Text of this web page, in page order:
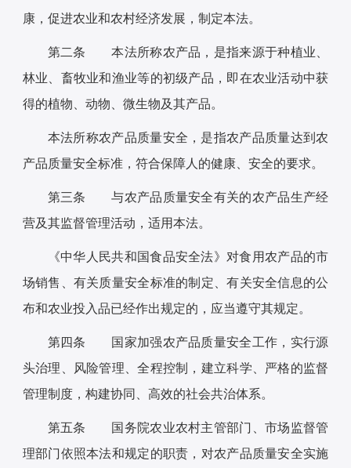
康，促进农业和农村经济发展，制定本法。
第二条 本法所称农产品，是指来源于种植业、
林业、畜牧业和渔业等的初级产品，即在农业活动中获
得的植物、动物、微生物及其产品。
本法所称农产品质量安全，是指农产品质量达到农
产品质量安全标准，符合保障人的健康、安全的要求。
第三条 与农产品质量安全有关的农产品生产经
营及其监督管理活动，适用本法。
《中华人民共和国食品安全法》对食用农产品的市
场销售、有关质量安全标准的制定、有关安全信息的公
布和农业投入品已经作出规定的，应当遵守其规定。
第四条 国家加强农产品质量安全工作，实行源
头治理、风险管理、全程控制，建立科学、严格的监督
管理制度，构建协同、高效的社会共治体系。
第五条 国务院农业农村主管部门、市场监督管
理部门依照本法和规定的职责，对农产品质量安全实施